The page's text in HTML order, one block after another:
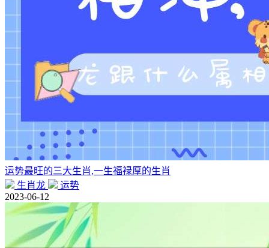
运势最旺的三大生肖,一生福禄厚的生肖
生肖龙
运势
2023-06-12